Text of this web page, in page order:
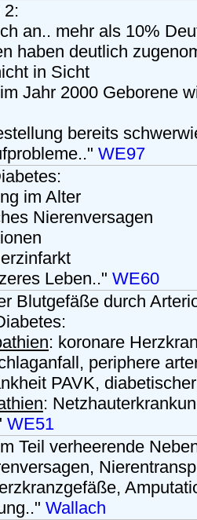
2:
an.. mehr als 10%
haben deutlich
in Sicht
Jahr 2000 Geborene
bereits
WE97
im Alter
Nierenversagen
Leben.." WE60
Blutgefäße durch
: koronare
periphere
PAVK,
:
WE51
Teil verheerende
Wallach